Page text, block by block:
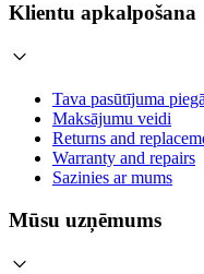
Klientu apkalpošana
Tava pasūtījuma
Maksājumu veidi
Returns and
Warranty and repairs
Sazinies ar mums
Mūsu uzņēmums